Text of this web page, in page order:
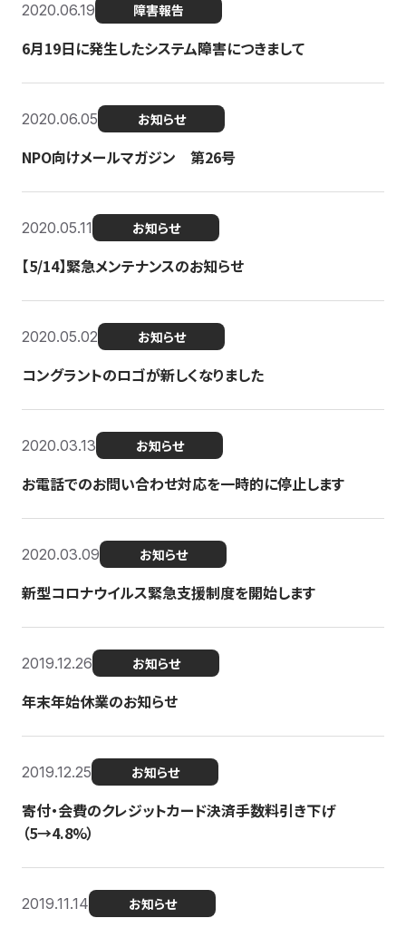
2020.06.19 障害報告
6月19日に発生したシステム障害につきまして
2020.06.05 お知らせ
NPO向けメールマガジン 第26号
2020.05.11 お知らせ
【5/14】緊急メンテナンスのお知らせ
2020.05.02 お知らせ
コングラントのロゴが新しくなりました
2020.03.13 お知らせ
お電話でのお問い合わせ対応を一時的に停止します
2020.03.09 お知らせ
新型コロナウイルス緊急支援制度を開始します
2019.12.26 お知らせ
年末年始休業のお知らせ
2019.12.25 お知らせ
寄付・会費のクレジットカード決済手数料引き下げ
（5→4.8%）
2019.11.14 お知らせ